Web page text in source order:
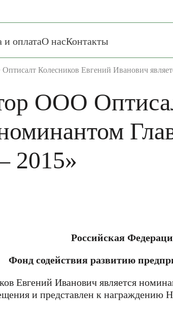
и оплатаО насКонтакты
Колесников Евгений Иванович
ООО
2015»
Российская
Фонд содействия развитию
Евгений Иванович является
и представлен к награждению